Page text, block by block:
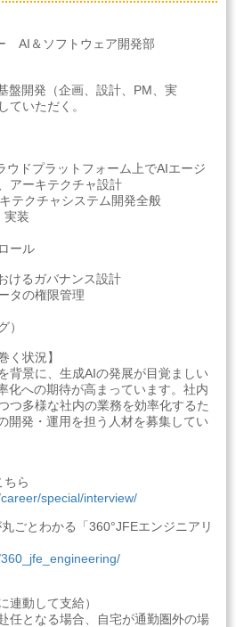
AI＆ソフトウェア開発部
盤開発（企画、設計、PM、実
ていただく。
ウドプラットフォーム上でAIエージ
アーキテクチャ設計
テクチャシステム開発全般
実装
ール
けるガバナンス設計
タの権限管理
）
く状況】
背景に、生成AIの発展が目覚ましい
化への期待が高まっています。社内
つ多様な社内の業務を効率化するた
開発・運用を担う人材を募集してい
ちら
special/interview/
ごとわかる「360°JFEエンジニアリ
連動して支給）
任となる場合、自宅が通勤圏外の場